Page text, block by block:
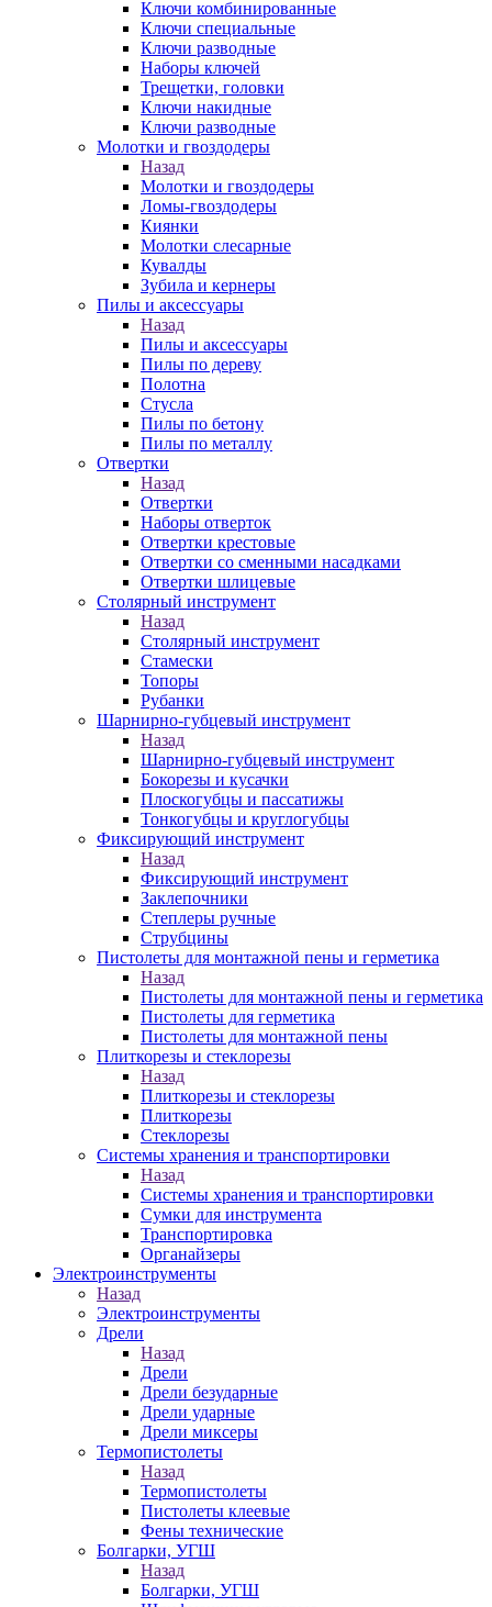
Ключи комбинированные
Ключи специальные
Ключи разводные
Наборы ключей
Трещетки, головки
Ключи накидные
Ключи разводные
Молотки и гвоздодеры
Назад
Молотки и гвоздодеры
Ломы-гвоздодеры
Киянки
Молотки слесарные
Кувалды
Зубила и кернеры
Пилы и аксессуары
Назад
Пилы и аксессуары
Пилы по дереву
Полотна
Стусла
Пилы по бетону
Пилы по металлу
Отвертки
Назад
Отвертки
Наборы отверток
Отвертки крестовые
Отвертки со сменными насадками
Отвертки шлицевые
Столярный инструмент
Назад
Столярный инструмент
Стамески
Топоры
Рубанки
Шарнирно-губцевый инструмент
Назад
Шарнирно-губцевый инструмент
Бокорезы и кусачки
Плоскогубцы и пассатижы
Тонкогубцы и круглогубцы
Фиксирующий инструмент
Назад
Фиксирующий инструмент
Заклепочники
Степлеры ручные
Струбцины
Пистолеты для монтажной пены и герметика
Назад
Пистолеты для монтажной пены и герметика
Пистолеты для герметика
Пистолеты для монтажной пены
Плиткорезы и стеклорезы
Назад
Плиткорезы и стеклорезы
Плиткорезы
Стеклорезы
Системы хранения и транспортировки
Назад
Системы хранения и транспортировки
Сумки для инструмента
Транспортировка
Органайзеры
Электроинструменты
Назад
Электроинструменты
Дрели
Назад
Дрели
Дрели безударные
Дрели ударные
Дрели миксеры
Термопистолеты
Назад
Термопистолеты
Пистолеты клеевые
Фены технические
Болгарки, УГШ
Назад
Болгарки, УГШ